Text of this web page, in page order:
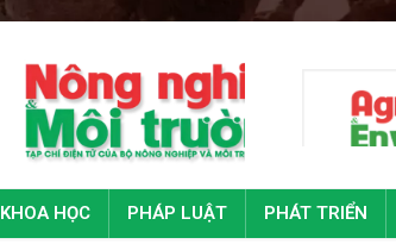
KHOA HỌC PHÁP LUẬT PHÁT TRIỂN